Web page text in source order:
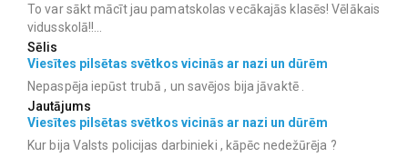
To var sākt mācīt jau pamatskolas vecākajās klasēs! Vēlākais
vidusskolā!!...
Sēlis
Viesītes pilsētas svētkos vicinās ar nazi un dūrēm
Nepaspēja iepūst trubā , un savējos bija jāvaktē .
Jautājums
Viesītes pilsētas svētkos vicinās ar nazi un dūrēm
Kur bija Valsts policijas darbinieki , kāpēc nedežūrēja ?